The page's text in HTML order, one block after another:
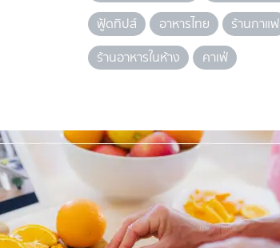
ฟู้ดทิปส์
อาหารไทย
ร้านกาแฟ
ร้านอาหารในห้าง
คาเฟ่